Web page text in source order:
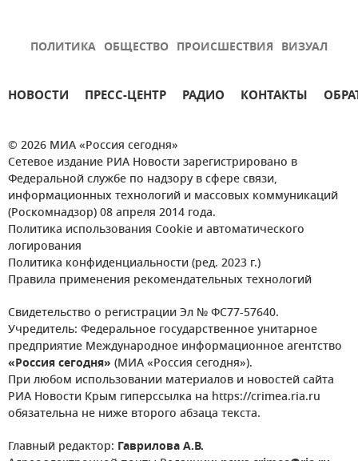
ПОЛИТИКА ОБЩЕСТВО ПРОИСШЕСТВИЯ ВИЗУАЛ
НОВОСТИ ПРЕСС-ЦЕНТР РАДИО КОНТАКТЫ
© 2026 МИА «Россия сегодня»
Сетевое издание РИА Новости зарегистрировано в
Федеральной службе по надзору в сфере связи,
информационных технологий и массовых коммуникаций
(Роскомнадзор) 08 апреля 2014 года.
Политика использования Cookie и автоматического
логирования
Политика конфиденциальности (ред. 2023 г.)
Правила применения рекомендательных технологий
Свидетельство о регистрации Эл № ФС77-57640.
Учредитель: Федеральное государственное унитарное
предприятие Международное информационное агентство
«Россия сегодня» (МИА «Россия сегодня»).
При любом использовании материалов и новостей сайта
РИА Новости Крым гиперссылка на https://crimea.ria.ru
обязательна не ниже второго абзаца текста.
Главный редактор: Гаврилова А.В.